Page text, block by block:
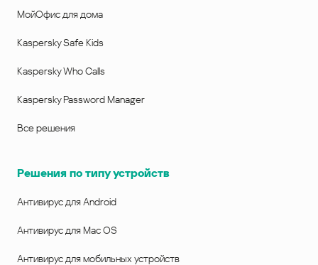
МойОфис для дома
Kaspersky Safe Kids
Kaspersky Who Calls
Kaspersky Password Manager
Все решения
Решения по типу устройств
Антивирус для Android
Антивирус для Mac OS
Антивирус для мобильных устройств